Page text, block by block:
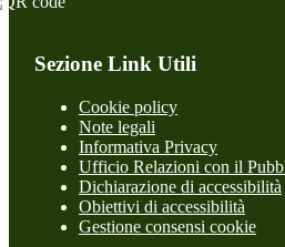
Sezione Link Utili
Cookie policy
Note legali
Informativa Privacy
Ufficio Relazioni con il
Dichiarazione di accessibilità
Obiettivi di accessibilità
Gestione consensi cookie